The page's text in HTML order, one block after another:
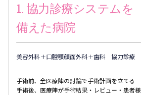
1. 協力診療システムを
備えた病院
美容外科＋口腔顎顔面外科＋歯科 協力診療
手術前、全医療陣の討論で手術計画を立てる
手術後、医療陣が手術結果・レビュー・患者